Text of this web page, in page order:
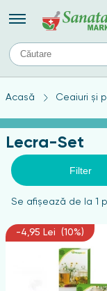
articulațiilor
Acasă Ceaiuri și
Lecra-Set
Filter
Se afişează de la 1
-4,95 Lei (10%)